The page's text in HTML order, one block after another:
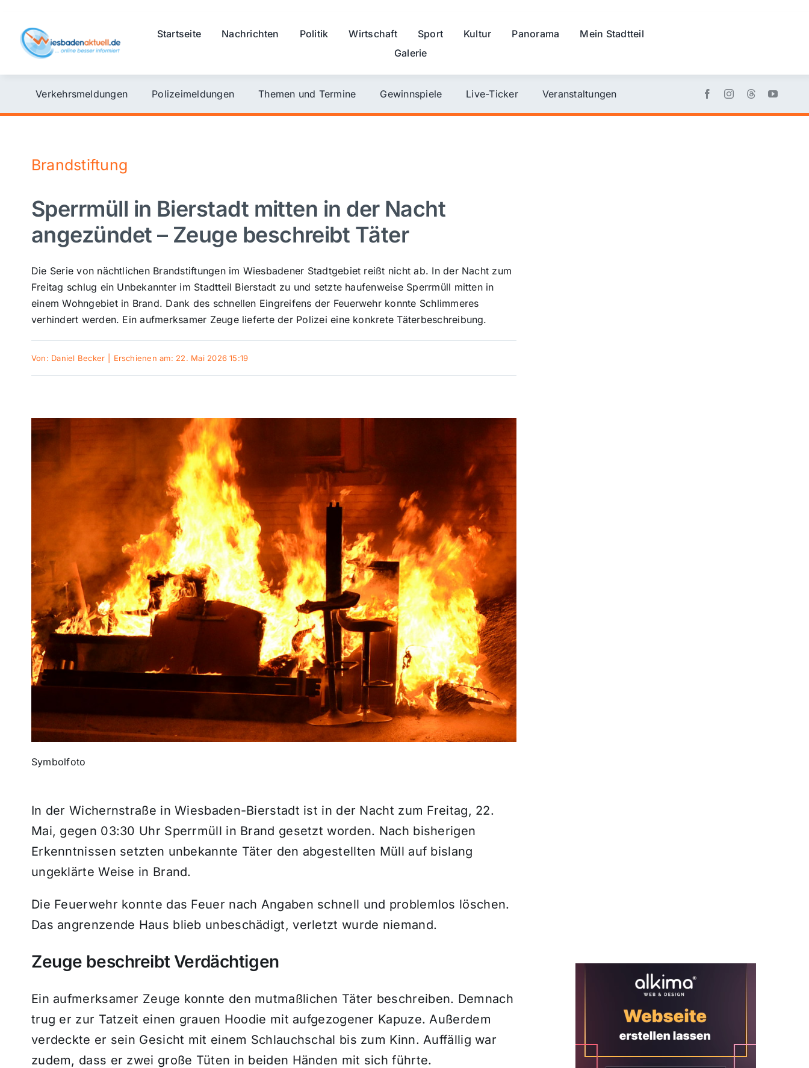
content
Startseite Nachrichten Politik Wirtschaft Sport Kultur Panorama
Mein Stadtteil
Galerie
Verkehrsmeldungen Polizeimeldungen Themen und Termine Gewinnspiele Live-Ticker Veranstaltungen
Brandstiftung
Sperrmüll in Bierstadt mitten in der Nacht
angezündet – Zeuge beschreibt Täter
Die Serie von nächtlichen Brandstiftungen im Wiesbadener Stadtgebiet reißt nicht ab. In der Nacht zum
Freitag schlug ein Unbekannter im Stadtteil Bierstadt zu und setzte haufenweise Sperrmüll mitten in
einem Wohngebiet in Brand. Dank des schnellen Eingreifens der Feuerwehr konnte Schlimmeres
verhindert werden. Ein aufmerksamer Zeuge lieferte der Polizei eine konkrete Täterbeschreibung.
Von: Daniel Becker Erschienen am: 22. Mai 2026 15:19
Symbolfoto
In der Wichernstraße in Wiesbaden-Bierstadt ist in der Nacht zum Freitag, 22.
Mai, gegen 03:30 Uhr Sperrmüll in Brand gesetzt worden. Nach bisherigen
Erkenntnissen setzten unbekannte Täter den abgestellten Müll auf bislang
ungeklärte Weise in Brand.
Die Feuerwehr konnte das Feuer nach Angaben schnell und problemlos löschen.
Das angrenzende Haus blieb unbeschädigt, verletzt wurde niemand.
Zeuge beschreibt Verdächtigen
Ein aufmerksamer Zeuge konnte den mutmaßlichen Täter beschreiben. Demnach
trug er zur Tatzeit einen grauen Hoodie mit aufgezogener Kapuze. Außerdem
verdeckte er sein Gesicht mit einem Schlauchschal bis zum Kinn. Auffällig war
zudem, dass er zwei große Tüten in beiden Händen mit sich führte.